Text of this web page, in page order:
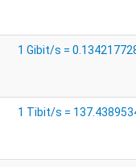
1 Gibit/s =
1 Tibit/s =